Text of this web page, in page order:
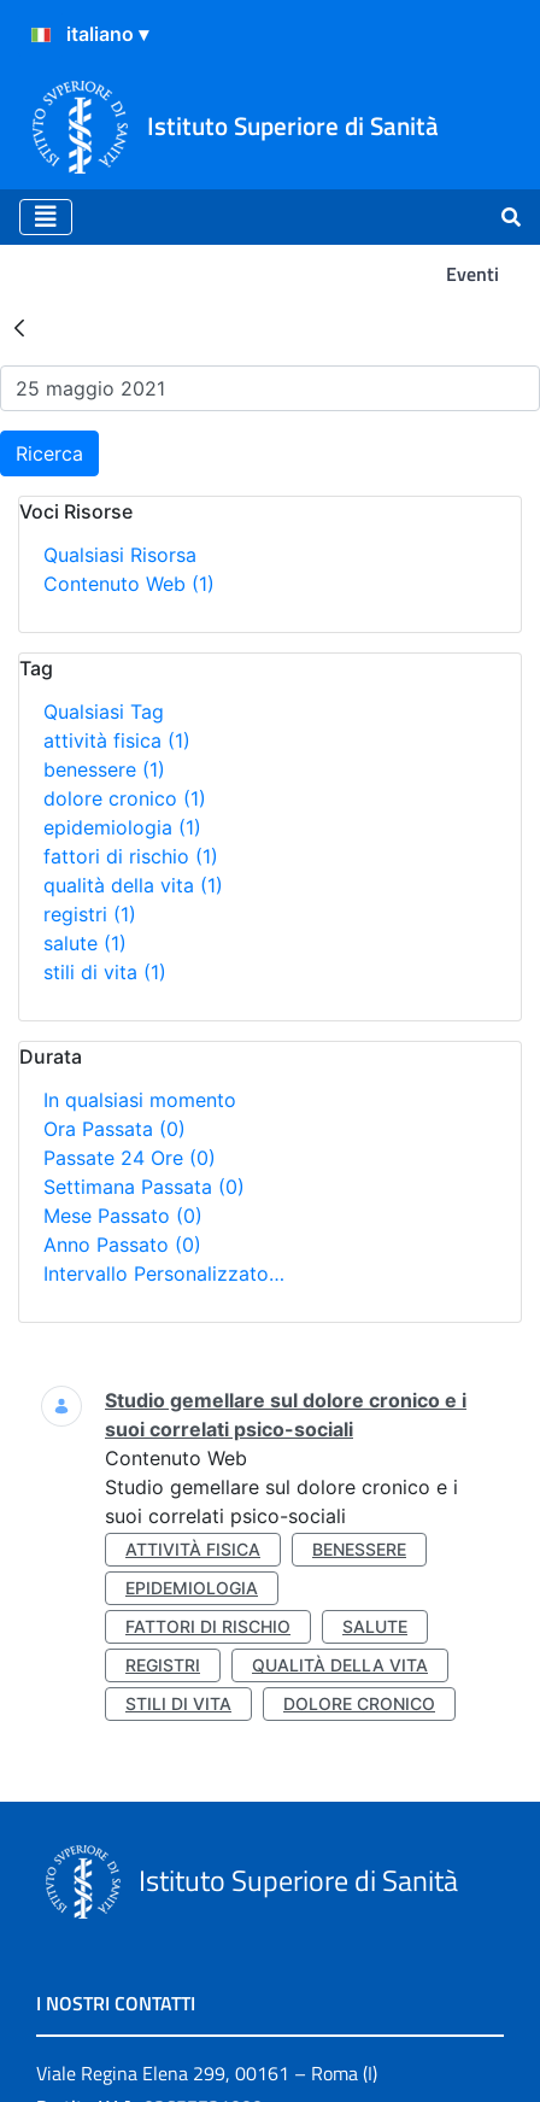
Istituto Superiore di Sanità
Eventi
Risultati della Ricerca -
Ricerca
Voci Risorse
Qualsiasi Risorsa
Contenuto Web (1)
Tag
Qualsiasi Tag
attività fisica (1)
benessere (1)
dolore cronico (1)
epidemiologia (1)
fattori di rischio (1)
qualità della vita (1)
registri (1)
salute (1)
stili di vita (1)
Durata
In qualsiasi momento
Ora Passata (0)
Passate 24 Ore (0)
Settimana Passata (0)
Mese Passato (0)
Anno Passato (0)
Intervallo Personalizzato…
Ricerca
Studio gemellare sul dolore cronico e i
suoi correlati psico-sociali
Contenuto Web
Studio gemellare sul dolore cronico e i
suoi correlati psico-sociali
ATTIVITÀ FISICA
BENESSERE
EPIDEMIOLOGIA
FATTORI DI RISCHIO
SALUTE
REGISTRI
QUALITÀ DELLA VITA
STILI DI VITA
DOLORE CRONICO
Istituto Superiore di Sanità
I NOSTRI CONTATTI
Viale Regina Elena 299, 00161 – Roma (I)